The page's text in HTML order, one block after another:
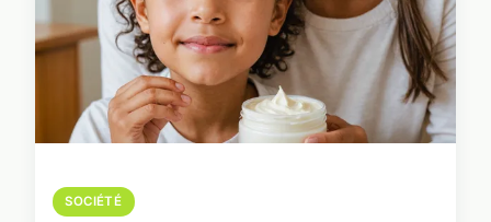
SOCIÉTÉ